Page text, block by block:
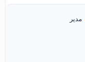
مدير